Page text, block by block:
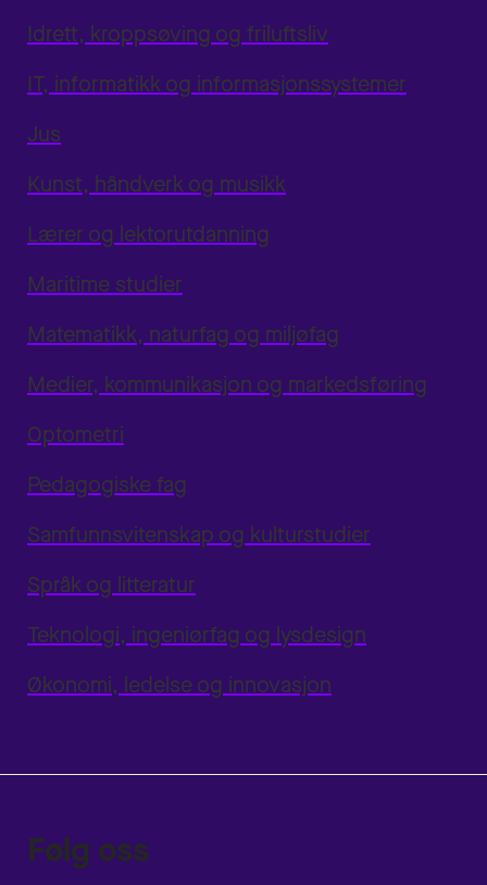
Idrett, kroppsøving og friluftsliv
IT, informatikk og informasjonssystemer
Jus
Kunst, håndverk og musikk
Lærer og lektorutdanning
Maritime studier
Matematikk, naturfag og miljøfag
Medier, kommunikasjon og markedsføring
Optometri
Pedagogiske fag
Samfunnsvitenskap og kulturstudier
Språk og litteratur
Teknologi, ingeniørfag og lysdesign
Økonomi, ledelse og innovasjon
Følg oss